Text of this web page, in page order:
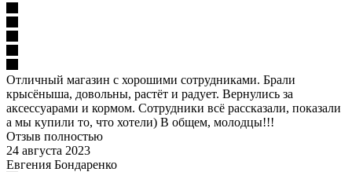
Отличный магазин с хорошими сотрудниками. Брали
крысёныша, довольны, растёт и радует. Вернулись за
аксессуарами и кормом. Сотрудники всё рассказали, показали
а мы купили то, что хотели) В общем, молодцы!!!
Отзыв полностью
24 августа 2023
Евгения Бондаренко